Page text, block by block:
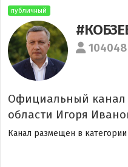
публичный
Официальный канал
области Игоря
Канал размещен в категории